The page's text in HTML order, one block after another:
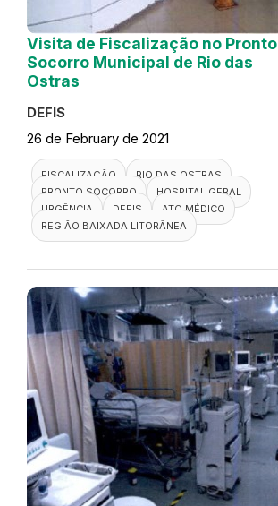
Visita de Fiscalização no Pronto
Socorro Municipal de Rio das
Ostras
DEFIS
26 de February de 2021
FISCALIZAÇÃO
RIO DAS OSTRAS
PRONTO SOCORRO
HOSPITAL GERAL
URGÊNCIA
DEFIS
ATO MÉDICO
REGIÃO BAIXADA LITORÂNEA